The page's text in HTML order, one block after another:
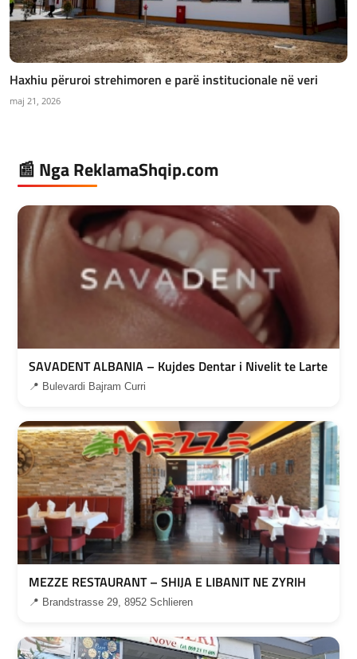
Haxhiu përuroi strehimoren e parë institucionale në veri
maj 21, 2026
📰 Nga ReklamaShqip.com
SAVADENT ALBANIA – Kujdes Dentar i Nivelit te Larte
📍 Bulevardi Bajram Curri
MEZZE RESTAURANT – SHIJA E LIBANIT NE ZYRIH
📍 Brandstrasse 29, 8952 Schlieren